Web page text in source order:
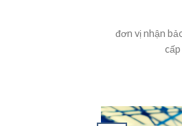
đơn vị nhận
cấp